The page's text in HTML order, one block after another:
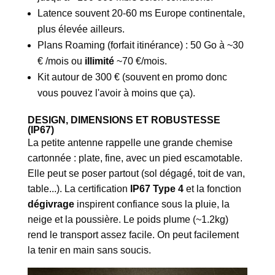
Latence souvent 20-60 ms Europe continentale,
plus élevée ailleurs.
Plans Roaming (forfait itinérance) : 50 Go à ~30
€ /mois ou illimité~70 €/mois.
Kit autour de 300 € (souvent en promo donc
vous pouvez l'avoir à moins que ça).
DESIGN, DIMENSIONS ET ROBUSTESSE
(IP67)
La petite antenne rappelle une grande chemise
cartonnée : plate, fine, avec un pied escamotable.
Elle peut se poser partout (sol dégagé, toit de van,
table...). La certification
IP67 Type 4et la fonction
dégivrageinspirent confiance sous la pluie, la
neige et la poussière. Le poids plume (~1.2kg)
rend le transport assez facile. On peut facilement
la tenir en main sans soucis.